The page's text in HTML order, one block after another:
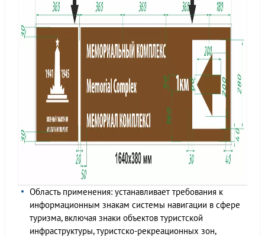
Область применения: устанавливает требования к
информационным знакам системы навигации в сфере
туризма, включая знаки объектов туристской
инфраструктуры, туристско-рекреационных зон,